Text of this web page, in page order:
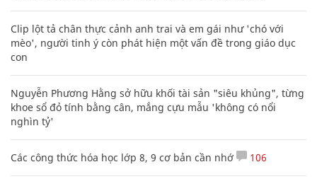
Clip lột tả chân thực cảnh anh trai và em gái như 'chó với
mèo', người tinh ý còn phát hiện một vấn đề trong giáo dục
con
Nguyễn Phương Hằng sở hữu khối tài sản "siêu khủng", từng
khoe sổ đỏ tính bằng cân, mắng cựu mẫu 'không có nổi
nghìn tỷ'
Các công thức hóa học lớp 8, 9 cơ bản cần nhớ 106